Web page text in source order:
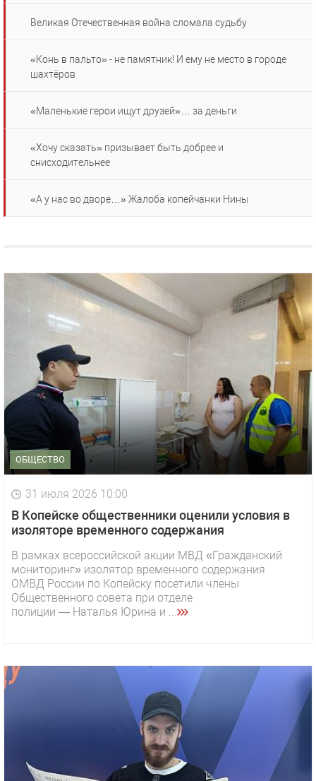
Великая Отечественная война сломала судьбу
«Конь в пальто» - не памятник! И ему не место в городе
шахтёров
«Маленькие герои ищут друзей»… за деньги
«Хочу сказать» призывает быть добрее и
снисходительнее
«А у нас во дворе…» Жалоба копейчанки Нины
ОБЩЕСТВО
31 июля 2026 10:00
В Копейске общественники оценили условия в
изоляторе временного содержания
В рамках всероссийской акции МВД «Гражданский
мониторинг» изолятор временного содержания
ОМВД России по Копейску посетили члены
Общественного совета при отделе
полиции — Наталья Юрина и ...